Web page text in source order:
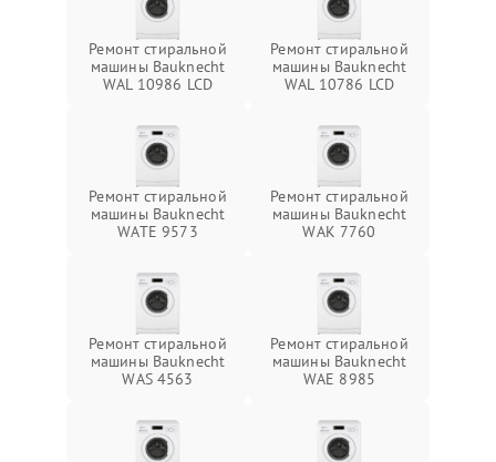
Ремонт стиральной
машины Bauknecht
WAL 10986 LCD
Ремонт стиральной
машины Bauknecht
WAL 10786 LCD
Ремонт стиральной
машины Bauknecht
WATE 9573
Ремонт стиральной
машины Bauknecht
WAK 7760
Ремонт стиральной
машины Bauknecht
WAS 4563
Ремонт стиральной
машины Bauknecht
WAE 8985